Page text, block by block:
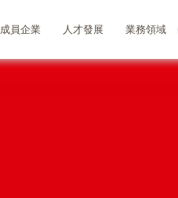
成員企業 人才發展 業務領域